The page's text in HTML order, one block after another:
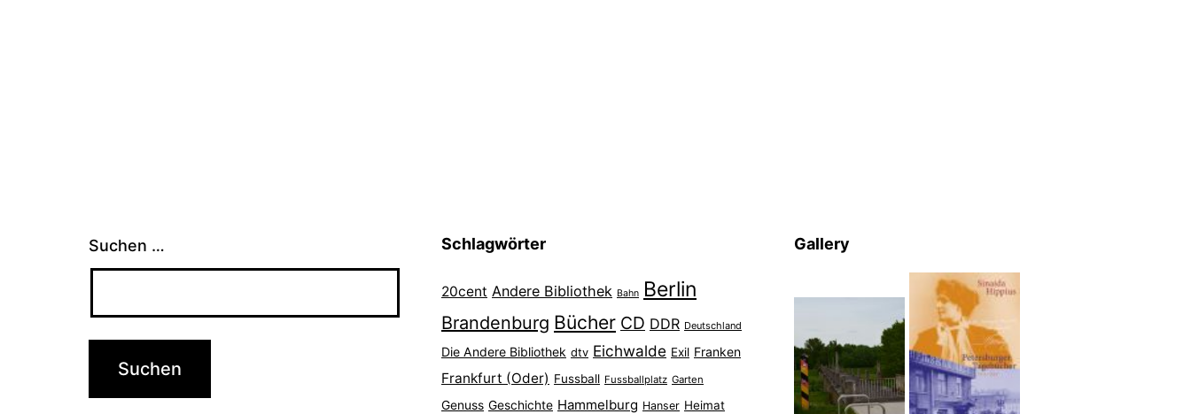
Suchen … Schlagwörter
20cent Andere Bibliothek Bahn Berlin
Brandenburg Bücher CD DDR Deutschland
Die Andere Bibliothek dtv Eichwalde Exil Franken
Frankfurt (Oder) Fussball Fussballplatz Garten
Genuss Geschichte Hammelburg Hanser Heimat
Gallery